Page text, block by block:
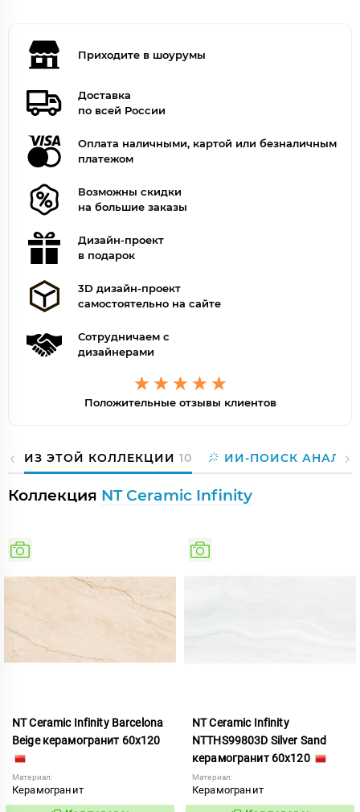
Приходите в шоурумы
Доставка
по всей России
Оплата наличными, картой или безналичным
платежом
Возможны скидки
на большие заказы
Дизайн-проект
в подарок
3D дизайн-проект
самостоятельно на сайте
Сотрудничаем с
дизайнерами
Положительные отзывы клиентов
ИЗ ЭТОЙ КОЛЛЕКЦИИ 10 ИИ-ПОИСК
Коллекция NT Ceramic Infinity
NT Ceramic Infinity Barcelona
Beige керамогранит 60x120
Материал:
Керамогранит
NT Ceramic Infinity
NTTHS99803D Silver Sand
керамогранит 60x120
Материал:
Керамогранит